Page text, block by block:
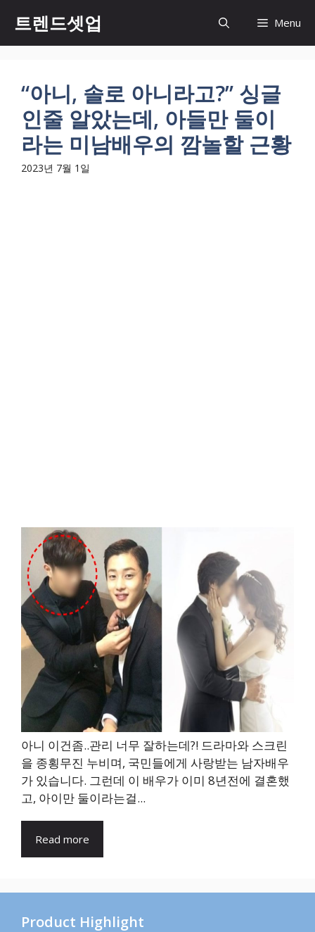
츠
트렌드셋업 Menu
“아니, 솔로 아니라고?” 싱글
인줄 알았는데, 아들만 둘이
라는 미남배우의 깜놀할 근황
2023년 7월 1일
아니 이건좀..관리 너무 잘하는데?! 드라마와 스크린
을 종횡무진 누비며, 국민들에게 사랑받는 남자배우
가 있습니다. 그런데 이 배우가 이미 8년전에 결혼했
고, 아이만 둘이라는걸...
Read more
Product Highlight